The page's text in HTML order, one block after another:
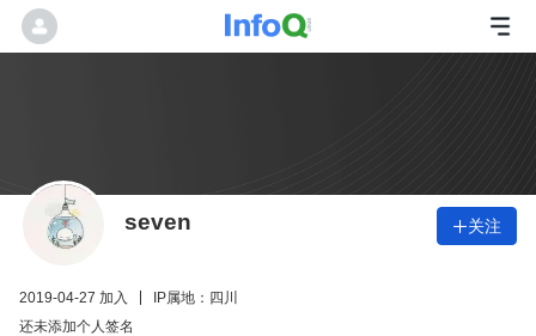
seven 关注
2019-04-27 加入
IP属地：四川
还未添加个人签名